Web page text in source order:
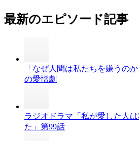
最新のエピソード記事
「なぜ人間は私たちを嫌うの
の愛憎劇
ラジオドラマ「私が愛した人
た」第99話